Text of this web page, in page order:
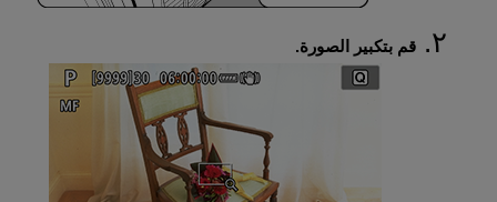
قم بتكبير الصورة.